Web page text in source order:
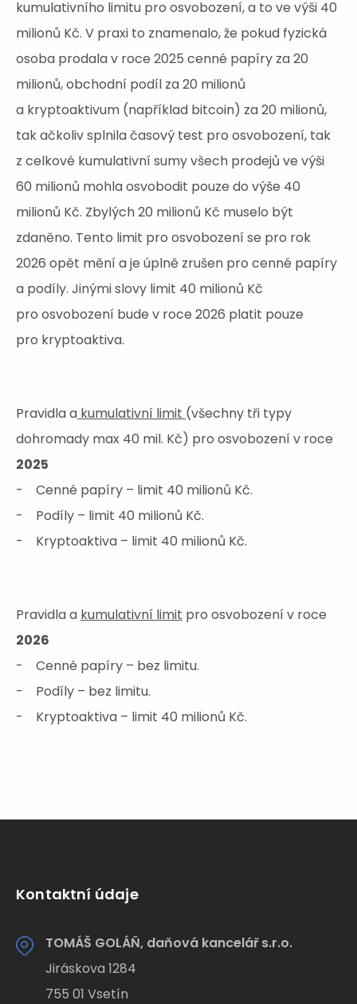
kumulativního limitu pro osvobození, a to ve výši 40
milionů Kč. V praxi to znamenalo, že pokud fyzická
osoba prodala v roce 2025 cenné papíry za 20
milionů, obchodní podíl za 20 milionů
a kryptoaktivum (například bitcoin) za 20 milionů,
tak ačkoliv splnila časový test pro osvobození, tak
z celkové kumulativní sumy všech prodejů ve výši
60 milionů mohla osvobodit pouze do výše 40
milionů Kč. Zbylých 20 milionů Kč muselo být
zdaněno. Tento limit pro osvobození se pro rok
2026 opět mění a je úplně zrušen pro cenné papíry
a podíly. Jinými slovy limit 40 milionů Kč
pro osvobození bude v roce 2026 platit pouze
pro kryptoaktiva.
Pravidla a kumulativní limit (všechny tři typy
dohromady max 40 mil. Kč) pro osvobození v roce
2025
- Cenné papíry – limit 40 milionů Kč.
- Podíly – limit 40 milionů Kč.
- Kryptoaktiva – limit 40 milionů Kč.
Pravidla a kumulativní limit pro osvobození v roce
2026
- Cenné papíry – bez limitu.
- Podíly – bez limitu.
- Kryptoaktiva – limit 40 milionů Kč.
Kontaktní údaje
TOMÁŠ GOLÁŇ, daňová kancelář s.r.o.
Jiráskova 1284
755 01 Vsetín